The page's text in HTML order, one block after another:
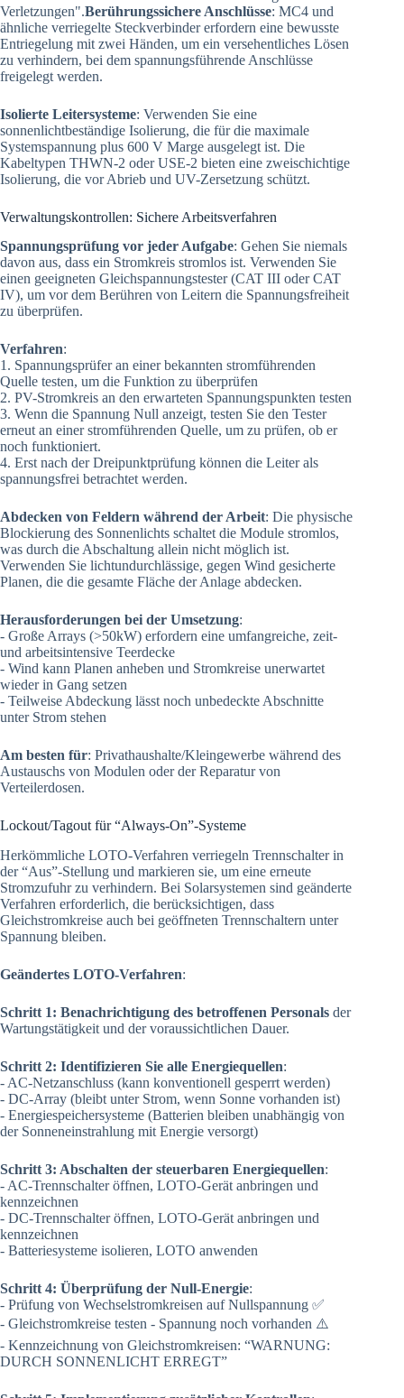
Verletzungen".Berührungssichere Anschlüsse: MC4 und
ähnliche verriegelte Steckverbinder erfordern eine bewusste
Entriegelung mit zwei Händen, um ein versehentliches Lösen
zu verhindern, bei dem spannungsführende Anschlüsse
freigelegt werden.
Isolierte Leitersysteme: Verwenden Sie eine
sonnenlichtbeständige Isolierung, die für die maximale
Systemspannung plus 600 V Marge ausgelegt ist. Die
Kabeltypen THWN-2 oder USE-2 bieten eine zweischichtige
Isolierung, die vor Abrieb und UV-Zersetzung schützt.
Verwaltungskontrollen: Sichere Arbeitsverfahren
Spannungsprüfung vor jeder Aufgabe: Gehen Sie niemals
davon aus, dass ein Stromkreis stromlos ist. Verwenden Sie
einen geeigneten Gleichspannungstester (CAT III oder CAT
IV), um vor dem Berühren von Leitern die Spannungsfreiheit
zu überprüfen.
Verfahren:
1. Spannungsprüfer an einer bekannten stromführenden
Quelle testen, um die Funktion zu überprüfen
2. PV-Stromkreis an den erwarteten Spannungspunkten testen
3. Wenn die Spannung Null anzeigt, testen Sie den Tester
erneut an einer stromführenden Quelle, um zu prüfen, ob er
noch funktioniert.
4. Erst nach der Dreipunktprüfung können die Leiter als
spannungsfrei betrachtet werden.
Abdecken von Feldern während der Arbeit: Die physische
Blockierung des Sonnenlichts schaltet die Module stromlos,
was durch die Abschaltung allein nicht möglich ist.
Verwenden Sie lichtundurchlässige, gegen Wind gesicherte
Planen, die die gesamte Fläche der Anlage abdecken.
Herausforderungen bei der Umsetzung:
- Große Arrays (>50kW) erfordern eine umfangreiche, zeit-
und arbeitsintensive Teerdecke
- Wind kann Planen anheben und Stromkreise unerwartet
wieder in Gang setzen
- Teilweise Abdeckung lässt noch unbedeckte Abschnitte
unter Strom stehen
Am besten für: Privathaushalte/Kleingewerbe während des
Austauschs von Modulen oder der Reparatur von
Verteilerdosen.
Lockout/Tagout für “Always-On”-Systeme
Herkömmliche LOTO-Verfahren verriegeln Trennschalter in
der “Aus”-Stellung und markieren sie, um eine erneute
Stromzufuhr zu verhindern. Bei Solarsystemen sind geänderte
Verfahren erforderlich, die berücksichtigen, dass
Gleichstromkreise auch bei geöffneten Trennschaltern unter
Spannung bleiben.
Geändertes LOTO-Verfahren:
Schritt 1: Benachrichtigung des betroffenen Personals der
Wartungstätigkeit und der voraussichtlichen Dauer.
Schritt 2: Identifizieren Sie alle Energiequellen:
- AC-Netzanschluss (kann konventionell gesperrt werden)
- DC-Array (bleibt unter Strom, wenn Sonne vorhanden ist)
- Energiespeichersysteme (Batterien bleiben unabhängig von
der Sonneneinstrahlung mit Energie versorgt)
Schritt 3: Abschalten der steuerbaren Energiequellen:
- AC-Trennschalter öffnen, LOTO-Gerät anbringen und
kennzeichnen
- DC-Trennschalter öffnen, LOTO-Gerät anbringen und
kennzeichnen
- Batteriesysteme isolieren, LOTO anwenden
Schritt 4: Überprüfung der Null-Energie:
- Prüfung von Wechselstromkreisen auf Nullspannung ✅
- Gleichstromkreise testen - Spannung noch vorhanden ⚠️
- Kennzeichnung von Gleichstromkreisen: “WARNUNG:
DURCH SONNENLICHT ERREGT”